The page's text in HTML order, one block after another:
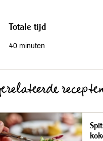
Totale tijd
40 minuten